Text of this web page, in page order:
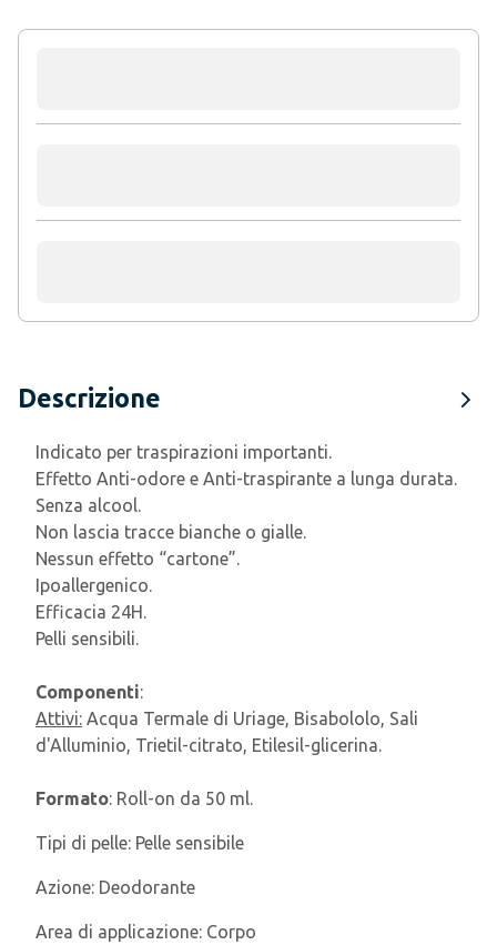
Descrizione
Indicato per traspirazioni importanti.
Effetto Anti-odore e Anti-traspirante a lunga durata.
Senza alcool.
Non lascia tracce bianche o gialle.
Nessun effetto “cartone”.
Ipoallergenico.
Efficacia 24H.
Pelli sensibili.
Componenti:
Attivi: Acqua Termale di Uriage, Bisabololo, Sali
d'Alluminio, Trietil-citrato, Etilesil-glicerina.
Formato: Roll-on da 50 ml.
Tipi di pelle: Pelle sensibile
Azione: Deodorante
Area di applicazione: Corpo